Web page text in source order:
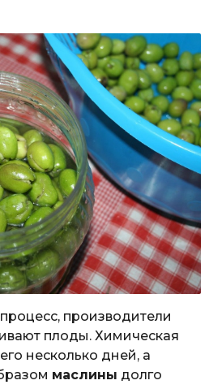
производители
плоды. Химическая
несколько дней, а
маслины долго